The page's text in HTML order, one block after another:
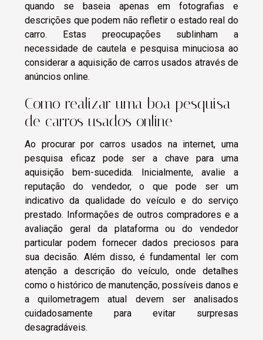
quando se baseia apenas em fotografias e
descrições que podem não refletir o estado real do
carro. Estas preocupações sublinham a
necessidade de cautela e pesquisa minuciosa ao
considerar a aquisição de carros usados através de
anúncios online.
Como realizar uma boa pesquisa
de carros usados online
Ao procurar por carros usados na internet, uma
pesquisa eficaz pode ser a chave para uma
aquisição bem-sucedida. Inicialmente, avalie a
reputação do vendedor, o que pode ser um
indicativo da qualidade do veículo e do serviço
prestado. Informações de outros compradores e a
avaliação geral da plataforma ou do vendedor
particular podem fornecer dados preciosos para
sua decisão. Além disso, é fundamental ler com
atenção a descrição do veículo, onde detalhes
como o histórico de manutenção, possíveis danos e
a quilometragem atual devem ser analisados
cuidadosamente para evitar surpresas
desagradáveis.